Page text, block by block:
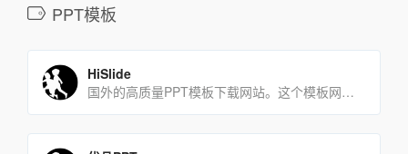
PPT模板
HiSlide
国外的高质量PPT模板下载网站。这个模板网站数量多，质量高，而且每周都会更新。